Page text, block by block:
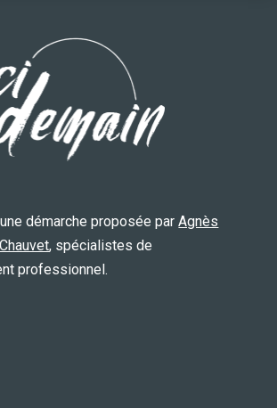
démarche proposée parAgnès
, spécialistes de
professionnel.